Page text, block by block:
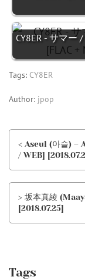
CY8ER - サマー
Tags: CY8ER
Author: jpop
< Aseul (아슬) –
/ WEB]
> 坂本真綾
[2018.07.25]
Tags